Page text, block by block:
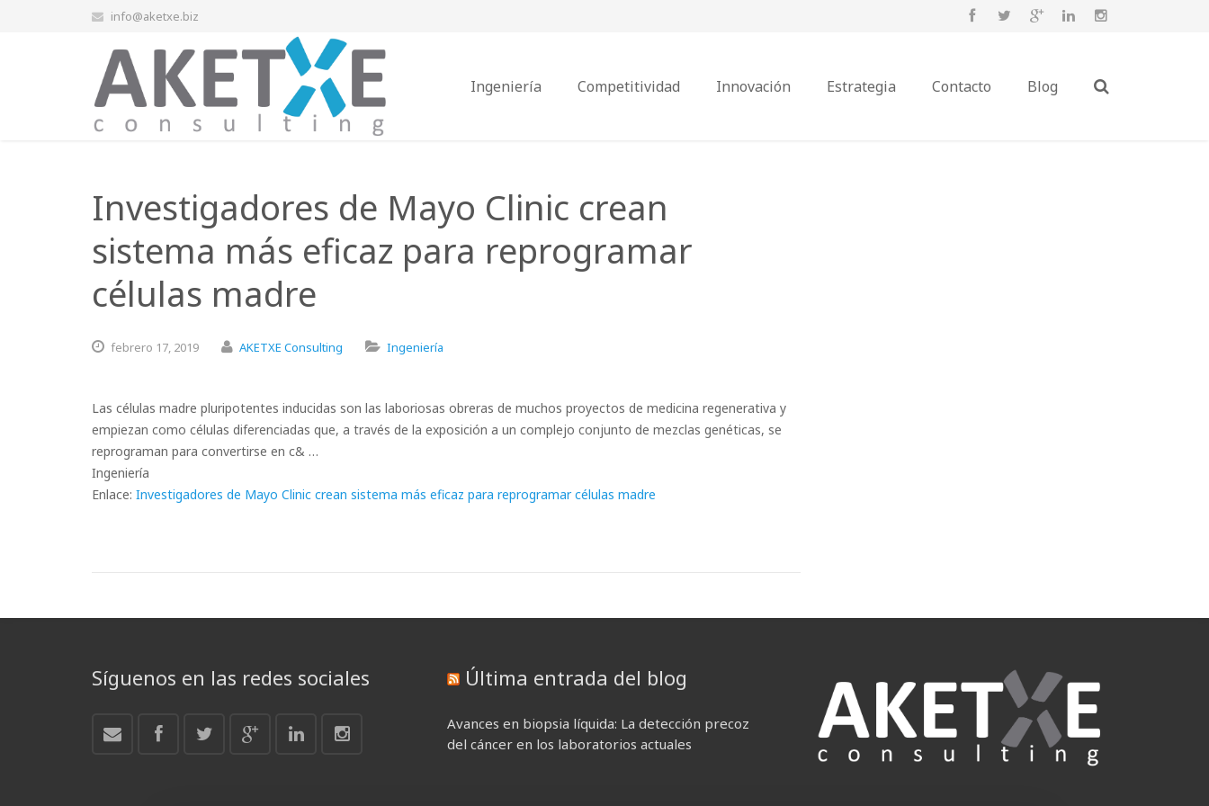
info@aketxe.biz
Ingeniería Competitividad Innovación Estrategia Contacto Blog
Investigadores de Mayo Clinic crean
sistema más eficaz para reprogramar
células madre
febrero 17, 2019 AKETXE Consulting Ingeniería
Las células madre pluripotentes inducidas son las laboriosas obreras de muchos proyectos de medicina regenerativa y
empiezan como células diferenciadas que, a través de la exposición a un complejo conjunto de mezclas genéticas, se
reprograman para convertirse en c& …
Ingeniería
Enlace: Investigadores de Mayo Clinic crean sistema más eficaz para reprogramar células madre
Síguenos en las redes sociales Última entrada del blog
Avances en biopsia líquida: La detección precoz
del cáncer en los laboratorios actuales